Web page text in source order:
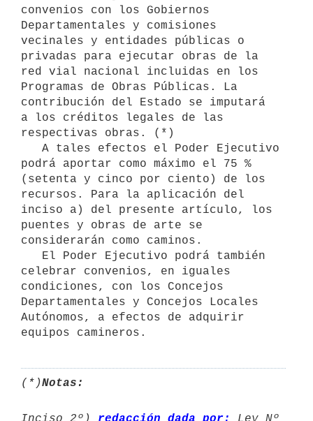
convenios con los Gobiernos
Departamentales y comisiones
vecinales y entidades públicas o
privadas para ejecutar obras de la
red vial nacional incluidas en los
Programas de Obras Públicas. La
contribución del Estado se imputará
a los créditos legales de las
respectivas obras. (*)
podrá aportar como máximo el 75 %
(setenta y cinco por ciento) de los
recursos. Para la aplicación del
inciso a) del presente artículo, los
puentes y obras de arte se
considerarán como caminos.
celebrar convenios, en iguales
condiciones, con los Concejos
Departamentales y Concejos Locales
Autónomos, a efectos de adquirir
(*)Notas: